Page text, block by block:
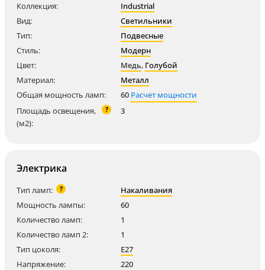
Коллекция:
Industrial
Вид:
Светильники
Тип:
Подвесные
Стиль:
Модерн
Цвет:
Медь, Голубой
Материал:
Металл
Общая мощность ламп:
60 Расчет мощности
Площадь освещения,
(м2):
? 3
Электрика
Тип ламп: ?
Накаливания
Мощность лампы:
60
Количество ламп:
1
Количество ламп 2:
1
Тип цоколя:
E27
Напряжение:
220